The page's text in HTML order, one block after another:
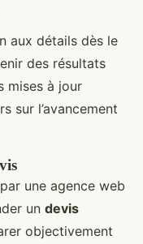
aux détails dès le
des résultats
mises à jour
sur l’avancement
une agence web
un devis
objectivement